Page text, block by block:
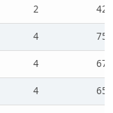
2
42
4
75
4
67
4
65